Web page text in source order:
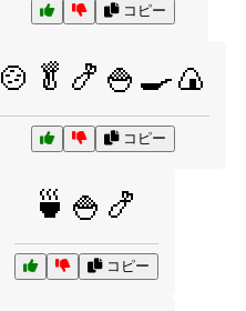
コピー
🍲🥬🍤🍚🍳🍙
コピー
🍵🍚🍤
コピー